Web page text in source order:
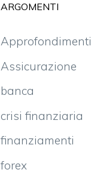
ARGOMENTI
Approfondimenti
Assicurazione
banca
crisi finanziaria
finanziamenti
forex